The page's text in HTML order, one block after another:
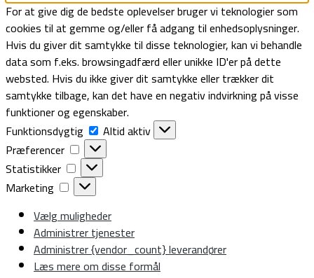
For at give dig de bedste oplevelser bruger vi teknologier som
cookies til at gemme og/eller få adgang til enhedsoplysninger.
Hvis du giver dit samtykke til disse teknologier, kan vi behandle
data som f.eks. browsingadfærd eller unikke ID'er på dette
websted. Hvis du ikke giver dit samtykke eller trækker dit
samtykke tilbage, kan det have en negativ indvirkning på visse
funktioner og egenskaber.
Funktionsdygtig
Funktionsdygtig
Altid aktiv
Præferencer
Præferencer
Statistikker
Statistikker
Marketing
Marketing
Vælg muligheder
Administrer tjenester
Administrer {vendor_count} leverandører
Læs mere om disse formål